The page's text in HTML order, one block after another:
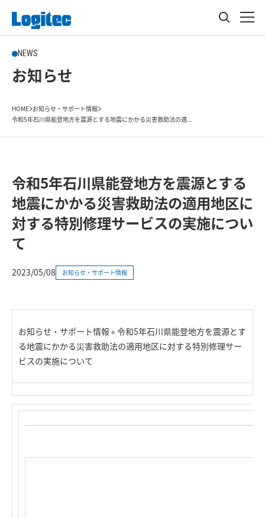
NEWS
お知らせ
HOME お知らせ・サポート情報
令和5年石川県能登地方を震源とする地震にかかる災害救助法の適...
令和5年石川県能登地方を震源とする
地震にかかる災害救助法の適用地区に
対する特別修理サービスの実施につい
て
2023/05/08 お知らせ・サポート情報
お知らせ・サポート情報 « 令和5年石川県能登地方を震源とす
る地震にかかる災害救助法の適用地区に対する特別修理サー
ビスの実施について